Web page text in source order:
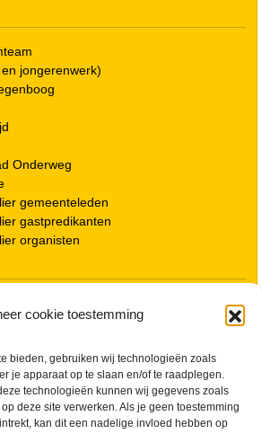
cookie toestemming
bieden, gebruiken wij technologieën zoals
je apparaat op te slaan en/of te raadplegen.
technologieën kunnen wij gegevens zoals
deze site verwerken. Als je geen toestemming
kan dit een nadelige invloed hebben op
jongerenwerk)
Onderweg
gemeenteleden
gastpredikanten
organisten
Kerk
/ koster
kerkblad en website
en gedragscode